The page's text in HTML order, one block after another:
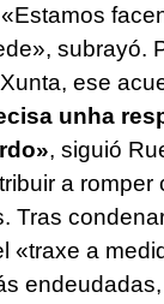
Estamos
», subrayó.
ese
unha
», siguió
a romper
Tras
«traxe a
endeudadas,